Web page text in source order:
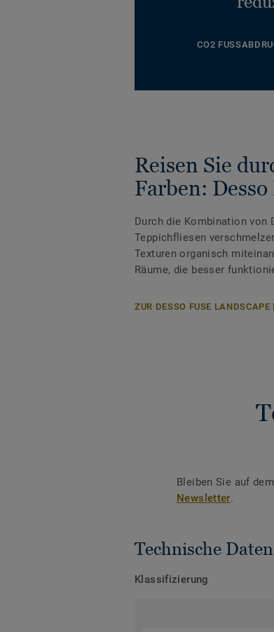
CO2
Reisen Sie
Farben:
Durch die Kombination von
Teppichfliesen
Texturen organisch
Räume, die besser
ZUR DESSO FUSE LANDSCAPE
Bleiben Sie auf
Newsletter.
Technische Daten
Klassifizierung